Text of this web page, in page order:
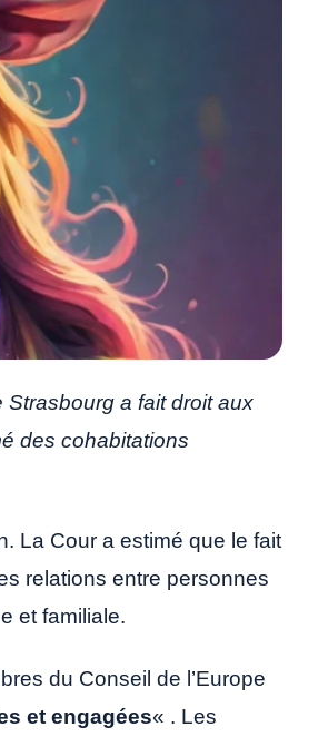
a fait droit aux
des cohabitations
La Cour a estimé que le fait
relations entre personnes
et familiale.
du Conseil de l’Europe
et engagées« . Les